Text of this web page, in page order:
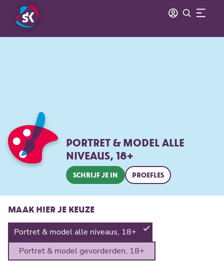
PORTRET & MODEL ALLE
NIVEAUS, 18+
SCHRIJF JE IN PROEFLES
MAAK HIER JE KEUZE
Portret & model alle niveaus, 18+
Portret & model gevorderden, 18+